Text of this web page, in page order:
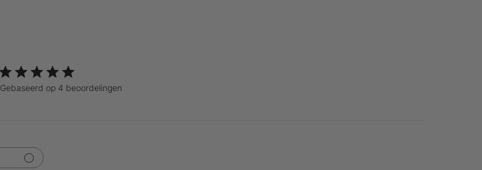
Gebaseerd op 4 beoordelingen